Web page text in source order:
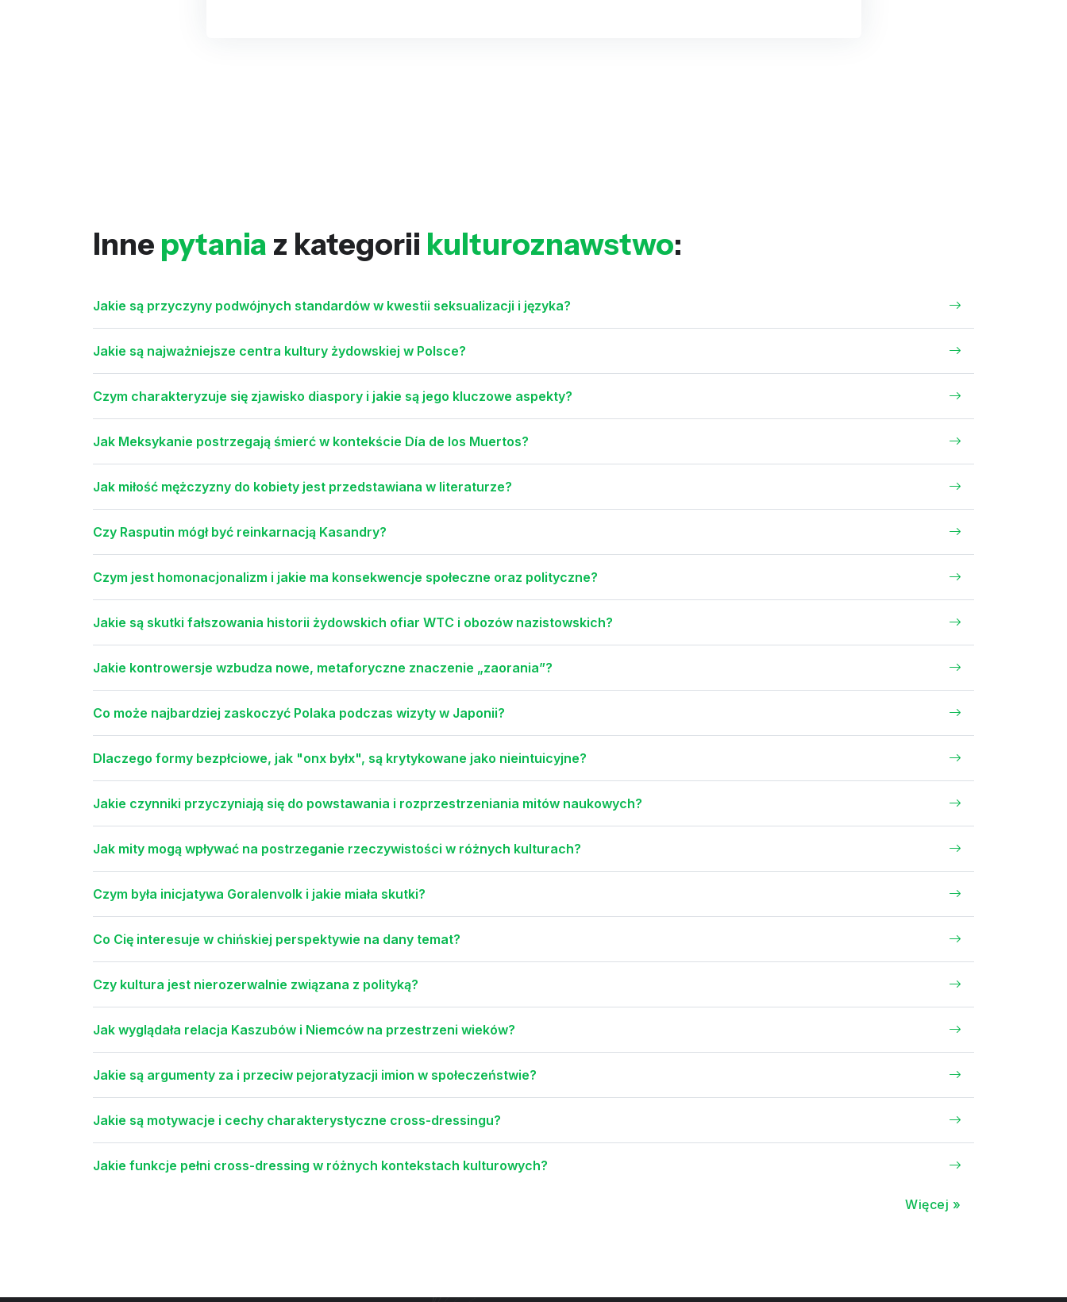
Inne pytania z kategorii kulturoznawstwo:
Jakie są przyczyny podwójnych standardów w kwestii seksualizacji i języka?
Jakie są najważniejsze centra kultury żydowskiej w Polsce?
Czym charakteryzuje się zjawisko diaspory i jakie są jego kluczowe aspekty?
Jak Meksykanie postrzegają śmierć w kontekście Día de los Muertos?
Jak miłość mężczyzny do kobiety jest przedstawiana w literaturze?
Czy Rasputin mógł być reinkarnacją Kasandry?
Czym jest homonacjonalizm i jakie ma konsekwencje społeczne oraz polityczne?
Jakie są skutki fałszowania historii żydowskich ofiar WTC i obozów nazistowskich?
Jakie kontrowersje wzbudza nowe, metaforyczne znaczenie „zaorania”?
Co może najbardziej zaskoczyć Polaka podczas wizyty w Japonii?
Dlaczego formy bezpłciowe, jak "onx byłx", są krytykowane jako nieintuicyjne?
Jakie czynniki przyczyniają się do powstawania i rozprzestrzeniania mitów naukowych?
Jak mity mogą wpływać na postrzeganie rzeczywistości w różnych kulturach?
Czym była inicjatywa Goralenvolk i jakie miała skutki?
Co Cię interesuje w chińskiej perspektywie na dany temat?
Czy kultura jest nierozerwalnie związana z polityką?
Jak wyglądała relacja Kaszubów i Niemców na przestrzeni wieków?
Jakie są argumenty za i przeciw pejoratyzacji imion w społeczeństwie?
Jakie są motywacje i cechy charakterystyczne cross-dressingu?
Jakie funkcje pełni cross-dressing w różnych kontekstach kulturowych?
Więcej »